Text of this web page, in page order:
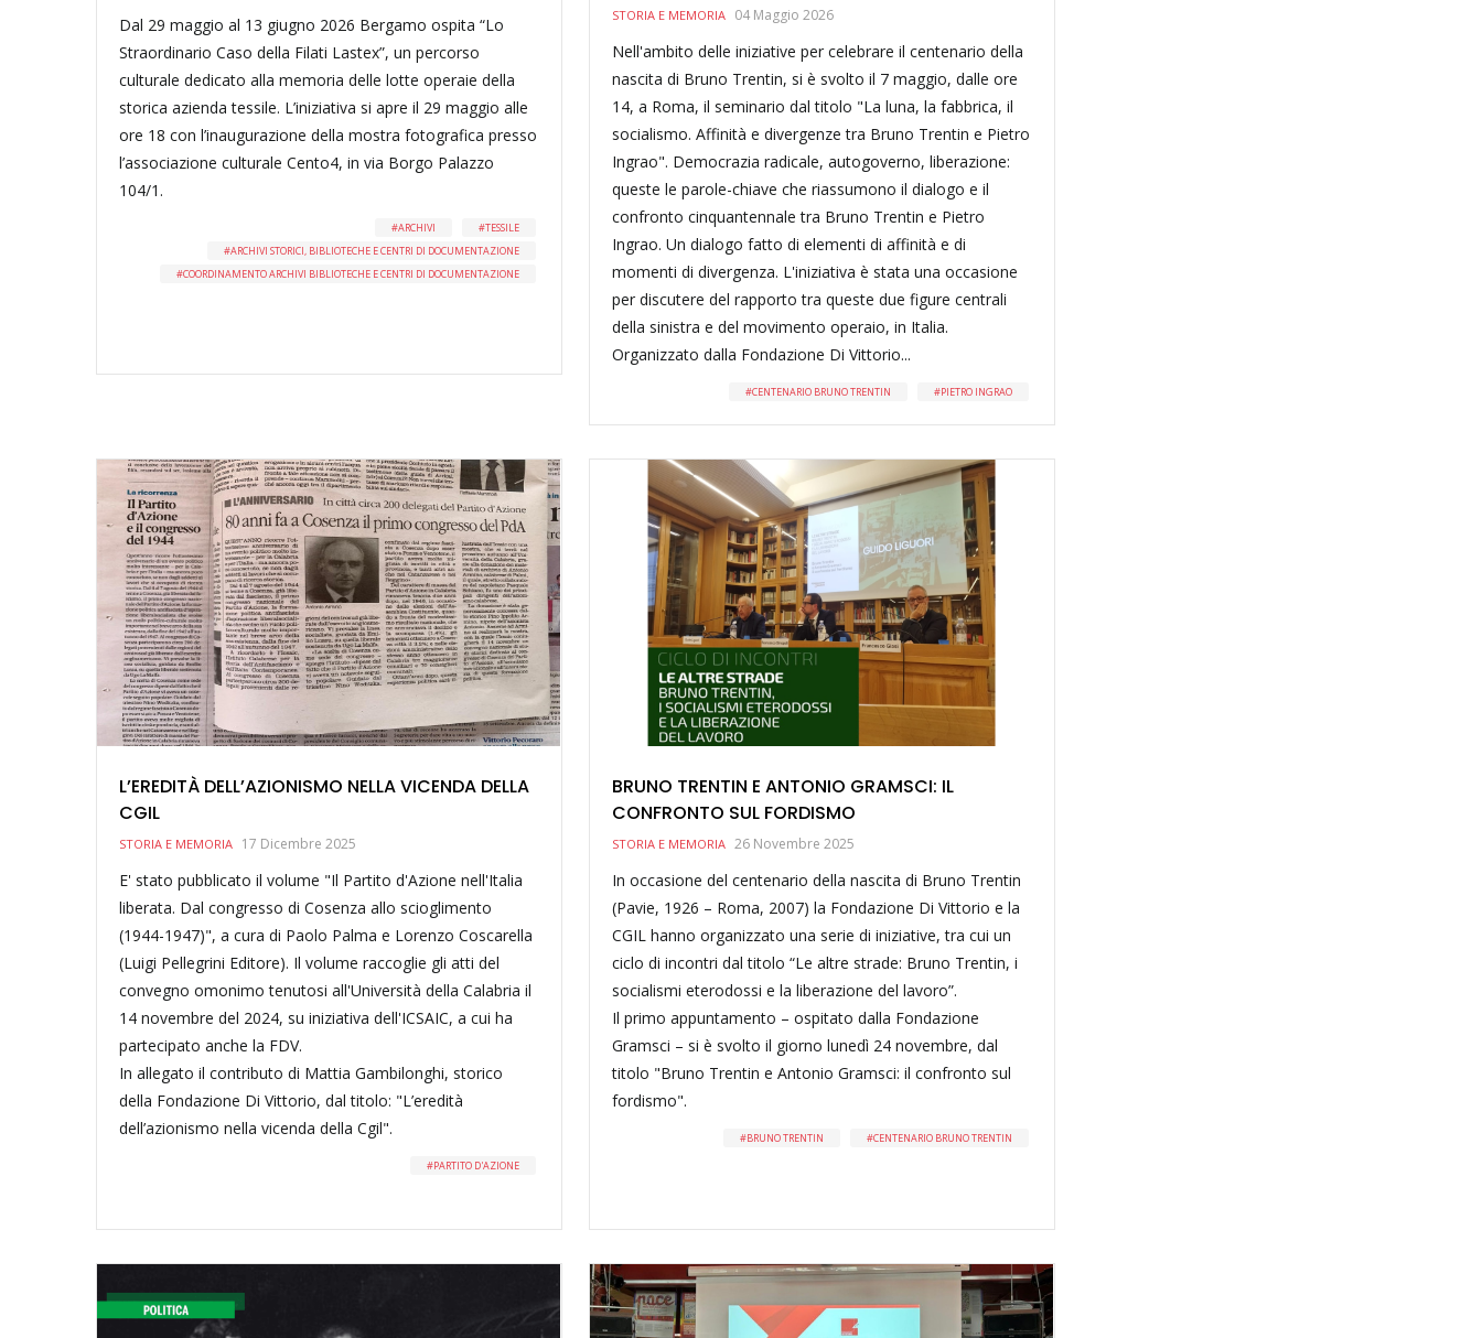
Dal 29 maggio al 13 giugno 2026 Bergamo ospita “Lo
Straordinario Caso della Filati Lastex”, un percorso
culturale dedicato alla memoria delle lotte operaie della
storica azienda tessile. L’iniziativa si apre il 29 maggio alle
ore 18 con l’inaugurazione della mostra fotografica presso
l’associazione culturale Cento4, in via Borgo Palazzo
104/1.
ARCHIVI
TESSILE
ARCHIVI STORICI, BIBLIOTECHE E CENTRI DI DOCUMENTAZIONE
COORDINAMENTO ARCHIVI BIBLIOTECHE E CENTRI DI DOCUMENTAZIONE
STORIA E MEMORIA 04 Maggio 2026
Nell'ambito delle iniziative per celebrare il centenario della
nascita di Bruno Trentin, si è svolto il 7 maggio, dalle ore
14, a Roma, il seminario dal titolo "La luna, la fabbrica, il
socialismo. Affinità e divergenze tra Bruno Trentin e Pietro
Ingrao". Democrazia radicale, autogoverno, liberazione:
queste le parole-chiave che riassumono il dialogo e il
confronto cinquantennale tra Bruno Trentin e Pietro
Ingrao. Un dialogo fatto di elementi di affinità e di
momenti di divergenza. L'iniziativa è stata una occasione
per discutere del rapporto tra queste due figure centrali
della sinistra e del movimento operaio, in Italia.
Organizzato dalla Fondazione Di Vittorio...
CENTENARIO BRUNO TRENTIN PIETRO INGRAO
L’EREDITÀ DELL’AZIONISMO NELLA VICENDA DELLA
CGIL
STORIA E MEMORIA 17 Dicembre 2025
E' stato pubblicato il volume "Il Partito d'Azione nell'Italia
liberata. Dal congresso di Cosenza allo scioglimento
(1944-1947)", a cura di Paolo Palma e Lorenzo Coscarella
(Luigi Pellegrini Editore). Il volume raccoglie gli atti del
convegno omonimo tenutosi all'Università della Calabria il
14 novembre del 2024, su iniziativa dell'ICSAIC, a cui ha
partecipato anche la FDV.
In allegato il contributo di Mattia Gambilonghi, storico
della Fondazione Di Vittorio, dal titolo: "L’eredità
dell’azionismo nella vicenda della Cgil".
PARTITO D'AZIONE
BRUNO TRENTIN E ANTONIO GRAMSCI: IL
CONFRONTO SUL FORDISMO
STORIA E MEMORIA 26 Novembre 2025
In occasione del centenario della nascita di Bruno Trentin
(Pavie, 1926 – Roma, 2007) la Fondazione Di Vittorio e la
CGIL hanno organizzato una serie di iniziative, tra cui un
ciclo di incontri dal titolo “Le altre strade: Bruno Trentin, i
socialismi eterodossi e la liberazione del lavoro”.
Il primo appuntamento – ospitato dalla Fondazione
Gramsci – si è svolto il giorno lunedì 24 novembre, dal
titolo "Bruno Trentin e Antonio Gramsci: il confronto sul
fordismo".
BRUNO TRENTIN CENTENARIO BRUNO TRENTIN